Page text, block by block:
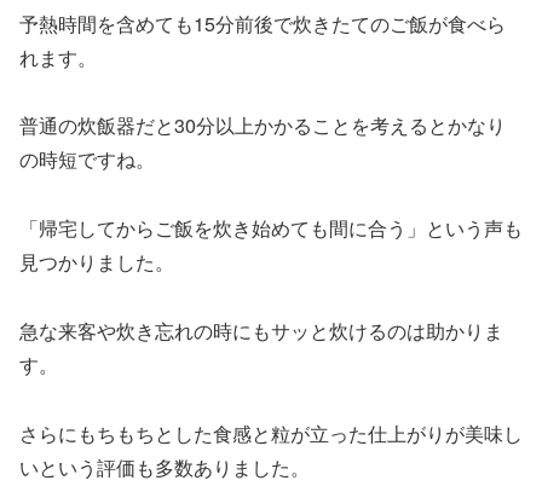
予熱時間を含めても15分前後で炊きたてのご飯が食べら
れます。
普通の炊飯器だと30分以上かかることを考えるとかなり
の時短ですね。
「帰宅してからご飯を炊き始めても間に合う」という声も
見つかりました。
急な来客や炊き忘れの時にもサッと炊けるのは助かりま
す。
さらにもちもちとした食感と粒が立った仕上がりが美味し
いという評価も多数ありました。